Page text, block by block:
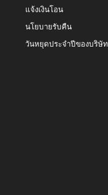
แจ้งเงินโอน
นโยบายรับคืน
วันหยุดประจำปีของบริษัท